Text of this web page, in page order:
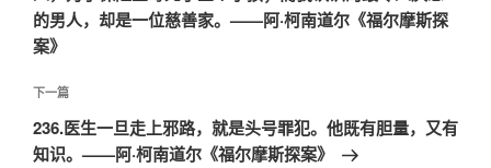
航
文
章
的男人，却是一位慈善家。——阿·柯南道尔《福尔摩斯探
案》
下
一
篇
下一篇
236.医生一旦走上邪路，就是头号罪犯。他既有胆量，又有
知识。——阿·柯南道尔《福尔摩斯探案》